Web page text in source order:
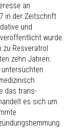
an
in der Zeitschrift
und
wurde.
zu Resveratrol
zehn Jahren.
das trans-
es sich um